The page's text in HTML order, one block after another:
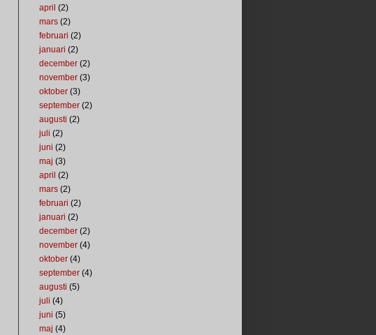
april (2)
mars (2)
februari (2)
januari (2)
december (2)
november (3)
oktober (3)
september (2)
augusti (2)
juli (2)
juni (2)
maj (3)
april (2)
mars (2)
februari (2)
januari (2)
december (2)
november (4)
oktober (4)
september (4)
augusti (5)
juli (4)
juni (5)
maj (4)